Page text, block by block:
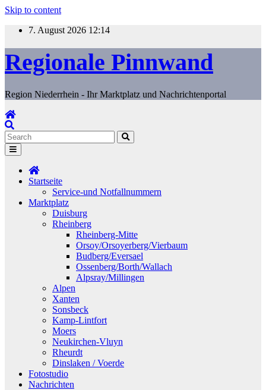
Skip to content
7. August 2026 12:14
Regionale Pinnwand
Region Niederrhein - Ihr Marktplatz und Nachrichtenportal
Startseite
Service-und Notfallnummern
Marktplatz
Duisburg
Rheinberg
Rheinberg-Mitte
Orsoy/Orsoyerberg/Vierbaum
Budberg/Eversael
Ossenberg/Borth/Wallach
Alpsray/Millingen
Alpen
Xanten
Sonsbeck
Kamp-Lintfort
Moers
Neukirchen-Vluyn
Rheurdt
Dinslaken / Voerde
Fotostudio
Nachrichten